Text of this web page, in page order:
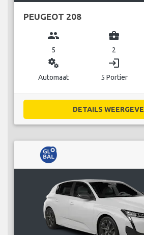
PEUGEOT 208
group
5
business_center
2
miscellaneous_services
Automaat
login
5 Portier
DETAILS